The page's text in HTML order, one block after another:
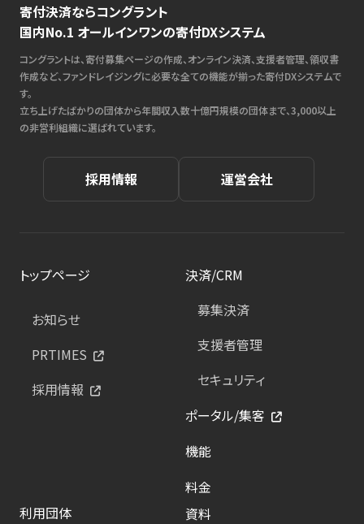
寄付決済ならコングラント
国内No.1 オールインワンの寄付DXシステム
コングラントは、寄付募集ページの作成、オンライン決済、支援者管理、領収書
作成など、ファンドレイジングに必要な全ての機能が揃った寄付DXシステムで
す。
立ち上げたばかりの団体から年間収入数十億円規模の団体まで、3,000以上
の非営利組織に選ばれています。
採用情報 運営会社
トップページ
お知らせ
PRTIMES
採用情報
決済/CRM
募集決済
支援者管理
セキュリティ
ポータル/集客
機能
料金
利用団体
資料